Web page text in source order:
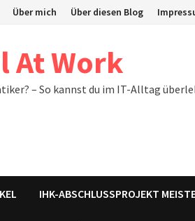
Über mich Über diesen Blog
At Work
– So kannst du im IT-Alltag
IHK-ABSCHLUSSPROJEKT